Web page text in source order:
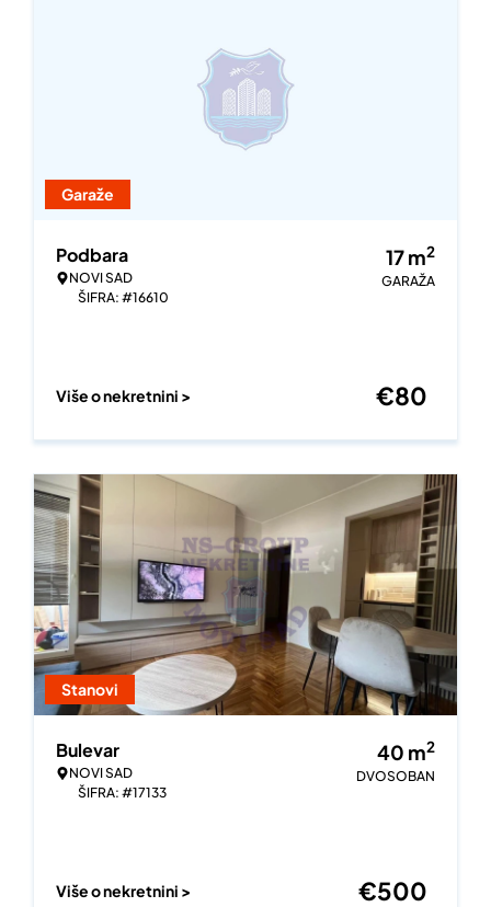
Garaže
Podbara
NOVI SAD
ŠIFRA: #16610
17m2
GARAŽA
Više o nekretnini > €80
Stanovi
Bulevar
NOVI SAD
ŠIFRA: #17133
40 m2
DVOSOBAN
Više o nekretnini > €500